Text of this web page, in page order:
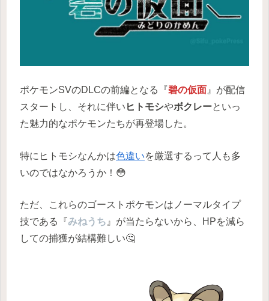
ポケモンSVのDLCの前編となる『碧の仮面 』が配信
スタートし、それに伴い ヒトモシやボクレーといっ
た魅力的なポケモンたちが再登場した。
特にヒトモシなんかは色違いを厳選するって人も多
いのではなかろうか！😳
ただ、これらのゴーストポケモンはノーマルタイプ
技である『みねうち 』が当たらないから、HPを減ら
しての捕獲が結構難しい🤔